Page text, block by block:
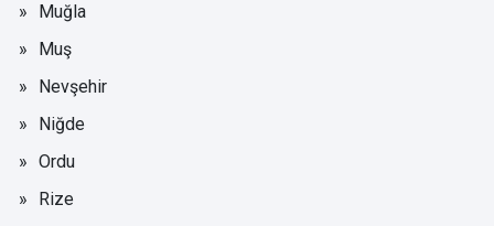
Muğla
Muş
Nevşehir
Niğde
Ordu
Rize